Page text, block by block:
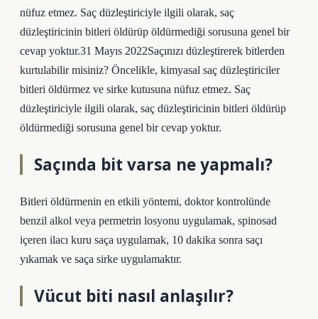
nüfuz etmez. Saç düzleştiriciyle ilgili olarak, saç
düzleştiricinin bitleri öldürüp öldürmediği sorusuna genel bir
cevap yoktur.31 Mayıs 2022Saçınızı düzleştirerek bitlerden
kurtulabilir misiniz? Öncelikle, kimyasal saç düzleştiriciler
bitleri öldürmez ve sirke kutusuna nüfuz etmez. Saç
düzleştiriciyle ilgili olarak, saç düzleştiricinin bitleri öldürüp
öldürmediği sorusuna genel bir cevap yoktur.
Saçında bit varsa ne yapmalı?
Bitleri öldürmenin en etkili yöntemi, doktor kontrolünde
benzil alkol veya permetrin losyonu uygulamak, spinosad
içeren ilacı kuru saça uygulamak, 10 dakika sonra saçı
yıkamak ve saça sirke uygulamaktır.
Vücut biti nasıl anlaşılır?